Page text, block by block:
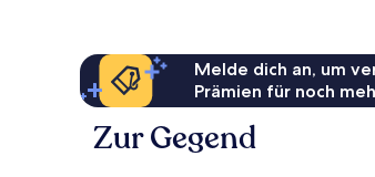
Melde dich an, um
Prämien für noch
Zur Gegend